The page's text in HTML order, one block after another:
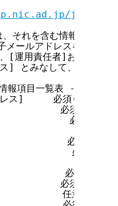
jpnic/
それを含む情報が変更申
ールアドレスを記述し
[運用責任者]および[技
] とみなして、変更に関
ク情報項目一覧
ス]     必須(一つだけ
必須(一つだ
必須(一つだ
必須(一つ
必須(一つだ
必須(一つだ
必須(一つ
必須(一つだ
必須(複数可)
任意(複数可、